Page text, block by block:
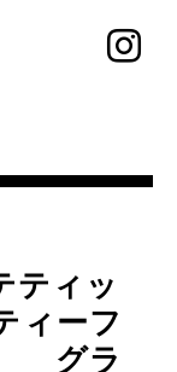
ティッ
ィーフ
グラ